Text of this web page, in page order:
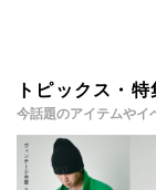
トピックス・特
今話題のアイテムやイ